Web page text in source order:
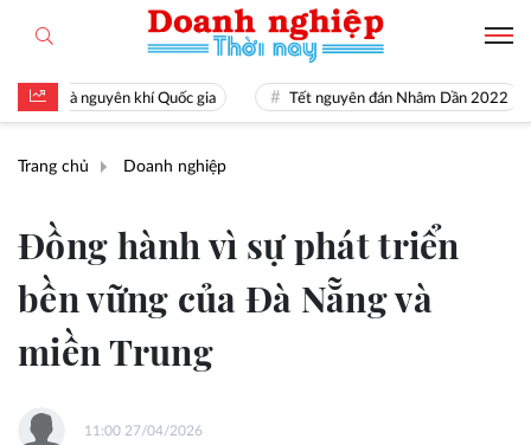
tài là nguyên khí Quốc gia Tết nguyên đán Nhâm Dần 2022
Trang chủ Doanh nghiệp
Đồng hành vì sự phát triển
bền vững của Đà Nẵng và
miền Trung
11:00 27/04/2026